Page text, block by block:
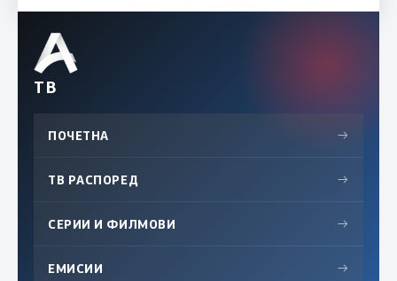
ТВ
ПОЧЕТНА →
ТВ РАСПОРЕД →
СЕРИИ И ФИЛМОВИ →
ЕМИСИИ →